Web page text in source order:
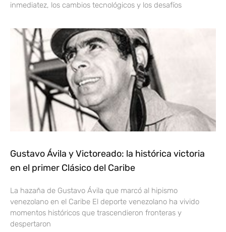
inmediatez, los cambios tecnológicos y los desafíos
Gustavo Ávila y Victoreado: la histórica victoria
en el primer Clásico del Caribe
La hazaña de Gustavo Ávila que marcó al hipismo
venezolano en el Caribe El deporte venezolano ha vivido
momentos históricos que trascendieron fronteras y
despertaron